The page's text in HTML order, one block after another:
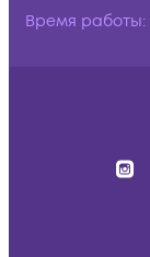
Время работы: